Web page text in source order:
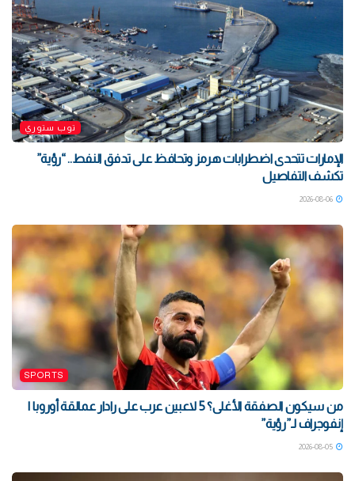
توب ستوري
الإمارات تتحدى اضطرابات هرمز وتحافظ على تدفق النفط.. “رؤية”
تكشف التفاصيل
SPORTS
من سيكون الصفقة الأغلى؟ 5 لاعبين عرب على رادار عمالقة أوروبا |
إنفوجراف لـ”رؤية”